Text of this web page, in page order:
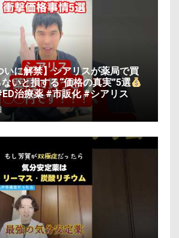
いに解禁】シアリスが薬局で買
いと損する“価格の真実”5選
治療薬 #市販化 #シアリス